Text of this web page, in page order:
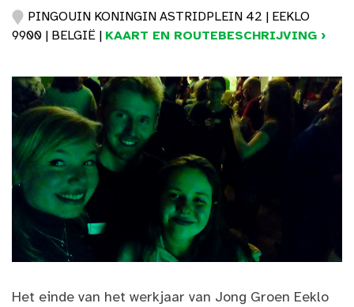
PINGOUIN KONINGIN ASTRIDPLEIN 42 | EEKLO
9900 | BELGIË | KAART EN ROUTEBESCHRIJVING ›
Het einde van het werkjaar van Jong Groen Eeklo